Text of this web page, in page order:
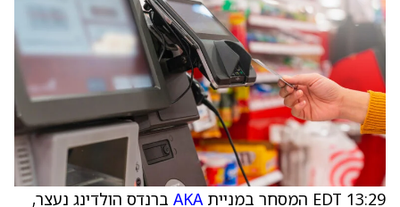
13:29 EDT המסחר במניית AKA ברנדס הולדינג נעצר,